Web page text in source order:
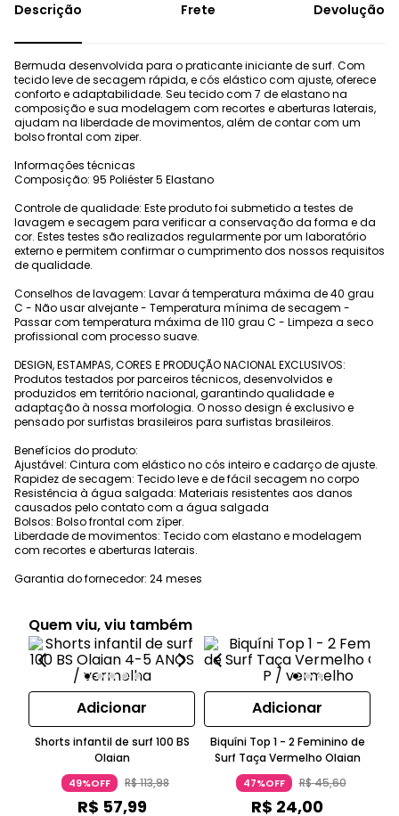
Frete Devolução
Bermuda desenvolvida para o praticante iniciante de surf. Com
tecido leve de secagem rápida, e cós elástico com ajuste, oferece
conforto e adaptabilidade. Seu tecido com 7 de elastano na
composição e sua modelagem com recortes e aberturas laterais,
ajudam na liberdade de movimentos, além de contar com um
bolso frontal com ziper.
Informações técnicas
Composição: 95 Poliéster 5 Elastano
Controle de qualidade: Este produto foi submetido a testes de
lavagem e secagem para verificar a conservação da forma e da
cor. Estes testes são realizados regularmente por um laboratório
externo e permitem confirmar o cumprimento dos nossos requisitos
de qualidade.
Conselhos de lavagem: Lavar á temperatura máxima de 40 grau
C - Não usar alvejante - Temperatura mínima de secagem -
Passar com temperatura máxima de 110 grau C - Limpeza a seco
profissional com processo suave.
DESIGN, ESTAMPAS, CORES E PRODUÇÃO NACIONAL EXCLUSIVOS:
Produtos testados por parceiros técnicos, desenvolvidos e
produzidos em território nacional, garantindo qualidade e
adaptação à nossa morfologia. O nosso design é exclusivo e
pensado por surfistas brasileiros para surfistas brasileiros.
Benefícios do produto:
Ajustável: Cintura com elástico no cós inteiro e cadarço de ajuste.
Rapidez de secagem: Tecido leve e de fácil secagem no corpo
Resistência à água salgada: Materiais resistentes aos danos
causados pelo contato com a água salgada
Bolsos: Bolso frontal com zíper.
Liberdade de movimentos: Tecido com elastano e modelagem
com recortes e aberturas laterais.
Garantia do fornecedor: 24 meses
Quem viu, viu também
Adicionar
Shorts infantil de surf 100 BS
Olaian
49%OFF R$113,98
R$ 57,99
Adicionar
Biquíni Top 1 - 2 Feminino de
Surf Taça Vermelho Olaian
47%OFF R$45,60
R$ 24,00